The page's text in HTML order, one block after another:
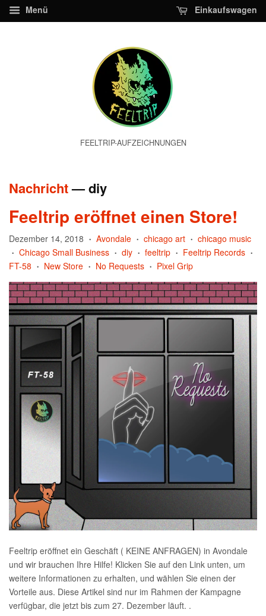
Menü Einkaufswagen
FEELTRIP-AUFZEICHNUNGEN
Nachricht— diy
Feeltrip eröffnet einen Store!
Dezember 14, 2018 • Avondale • chicago art • chicago music
• Chicago Small Business • diy • feeltrip • Feeltrip Records •
FT-58 • New Store • No Requests • Pixel Grip
Feeltrip eröffnet ein Geschäft ( KEINE ANFRAGEN) in Avondale
und wir brauchen Ihre Hilfe! Klicken Sie auf den Link unten, um
weitere Informationen zu erhalten, und wählen Sie einen der
Vorteile aus. Diese Artikel sind nur im Rahmen der Kampagne
verfügbar, die jetzt bis zum 27. Dezember läuft. .